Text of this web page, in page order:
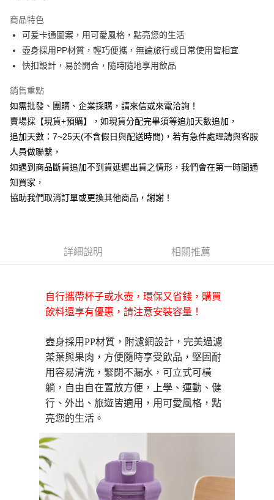
合作金庫商業銀行
華南商業銀行
彰化商業銀行
上海商業儲蓄銀行
台北富邦商業銀行
國泰世華商業銀行
兆豐國際商業銀行
匯豐（台灣）商業銀行
聯邦商業銀行
遠東國際商業銀行
元大商業銀行
永豐商業銀行
台新國際商業銀行
中國信託商業銀行
台灣樂天信用卡公司
6 期 0 利率 每期
華南商業銀行
彰化商業銀行
上海商業儲蓄銀行
台北富邦商業銀行
臺灣中小企業銀行
匯豐（台灣）商業銀行
華泰商業銀行
聯邦商業銀行
遠東國際商業銀行
元大商業銀行
永豐商業銀行
玉山商業銀行
台灣樂天信用卡公司
12 期 0 利率 每期NT$14
合作金庫商業銀行
第一商業銀行
上海商業儲蓄銀行
國泰世華商業銀行
兆豐國際商業銀行
臺灣中小企業銀行
台中商業銀行
匯豐（台灣）商業銀行
華泰商業銀行
聯邦商業銀行
遠東國際商業銀行
元大商業銀行
玉山商業銀行
星展（台灣）商業銀行
台新國際商業銀行
超商取貨付款
LINE Pay
Apple Pay
街口支付
悠遊付
全盈+PAY
AFTEE先享後付
【「AFTEE先享後付」結帳流程】
１．於結帳方式選擇「AFTEE先享後付」後，將跳轉至「AFTEE先享後付」
２．訂單成立數日內，您將收到繳費通知簡訊。
３．收到繳費通知簡訊後14天內，點擊此簡訊中的連結，可透過四大超商／
ATM／網路銀行／等多元方式進行付款，方視為交易完成。
※ 請注意：結帳手續完成當下不需立刻繳費，但若您需要取消訂單，請聯絡
購買商品的店家。未經商家同意取消之訂單仍視為有效，需透過AFTEE先享
後付繳納相關費用。
※ 交易是否成功請以「AFTEE先享後付 」之結帳頁面顯示為準，若有關於
是否繳費成功／繳費後需取消欲退款等相關疑問，請聯繫「AFTEE先享後付
【注意事項】
１．透過由恩沛科技股份有限公司提供之「AFTEE先享後付」服務完成之交
易，需依本服務之必要範圍內提供個人資料，並將交易相關給付款項請求債
權轉讓予恩沛科技股份有限公司。
２．關於個人資料處理事宜，請瀏覽以下網址：
運送方式
全家取貨付款三天後到
全家離島取貨付款
每筆NT$100，滿NT$1,000(含以上)免運費
付款後全家取貨
每筆NT$60，滿NT$490(含以上)免運費
每筆NT$60，滿NT$490(含以上)免運費
7-11離島取貨付款
每筆NT$100，滿NT$1,000(含以上)免運費
商品特色
可爰卡通圖案，用可愛風格，點亮您的生活
壺身採用PP材質，輕巧便攜，無論旅行或日常使用皆相宜
快扣設計，易於開合，隨時隨地享用飲品
銷售重點
如需批發、團購、企業採購，請來信或來電洽詢！
賣場採【現貨+預購】，如現貨分配完畢須等追加天數追加，
追加天數：7~25天(不含假日與配送時間)，若有急件處理請與客服
人員做聯繫，
如遇到商品斷貨追加不到貨延遲出貨之情形，我們會在第一時間通
知買家，
協助我們取消訂單或更換其他商品，謝謝！
詳細說明 相關推薦
自行攜帶杯子或水壺，環保又省錢，購買
飲料還享有優惠，請注意安裝容量！
壺身採用PP材質，附濾網設計，完美過濾
茶葉與果肉，方便隨時享受飲品，堅固耐
用容易清洗， 緊閉不漏水，可立式可橫
躺，自由自在置放方便 ，上學、運動、健
行、外出、旅遊皆適用 ， 用可愛風格，點
亮您的生活。